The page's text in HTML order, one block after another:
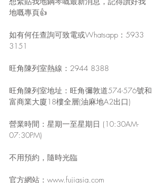
地嘅專頁👍
如有何任查詢可致電或Whatsapp：5933
3151
旺角陳列室熱線：2944 8388
旺角陳列室地址：旺角彌敦道574-576號和
富商業大廈18樓全層(油麻地A2出口)
營業時間：星期一至星期日 (10:30AM-
07:30PM)
不用預約，隨時光臨
官方網站：www.fujiasia.com